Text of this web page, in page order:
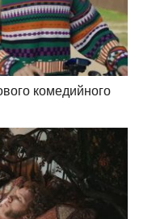
комедийного